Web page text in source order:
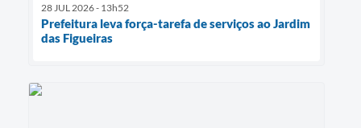
28 JUL 2026 - 13h52
Prefeitura leva força-tarefa de serviços ao Jardim
das Figueiras